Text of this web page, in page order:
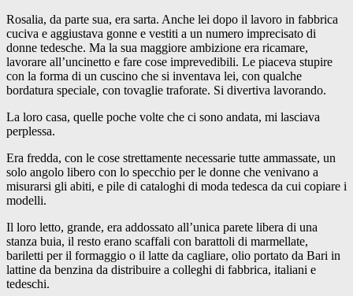
Rosalia, da parte sua, era sarta. Anche lei dopo il lavoro in fabbrica
cuciva e aggiustava gonne e vestiti a un numero imprecisato di
donne tedesche. Ma la sua maggiore ambizione era ricamare,
lavorare all’uncinetto e fare cose imprevedibili. Le piaceva stupire
con la forma di un cuscino che si inventava lei, con qualche
bordatura speciale, con tovaglie traforate. Si divertiva lavorando.
La loro casa, quelle poche volte che ci sono andata, mi lasciava
perplessa.
Era fredda, con le cose strettamente necessarie tutte ammassate, un
solo angolo libero con lo specchio per le donne che venivano a
misurarsi gli abiti, e pile di cataloghi di moda tedesca da cui copiare i
modelli.
Il loro letto, grande, era addossato all’unica parete libera di una
stanza buia, il resto erano scaffali con barattoli di marmellate,
bariletti per il formaggio o il latte da cagliare, olio portato da Bari in
lattine da benzina da distribuire a colleghi di fabbrica, italiani e
tedeschi.